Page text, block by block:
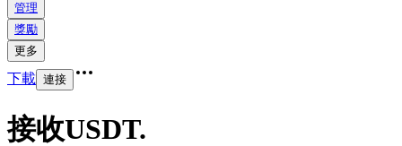
管理
獎勵
更多
下載 連接
接收USDT.